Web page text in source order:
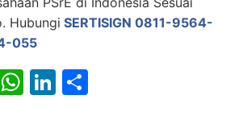
Hubungi SERTISIGN 0811-9564-
055
W Li